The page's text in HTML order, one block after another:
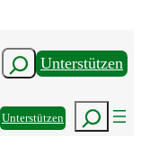
SuchenUnterstützen
UnterstützenSuchen